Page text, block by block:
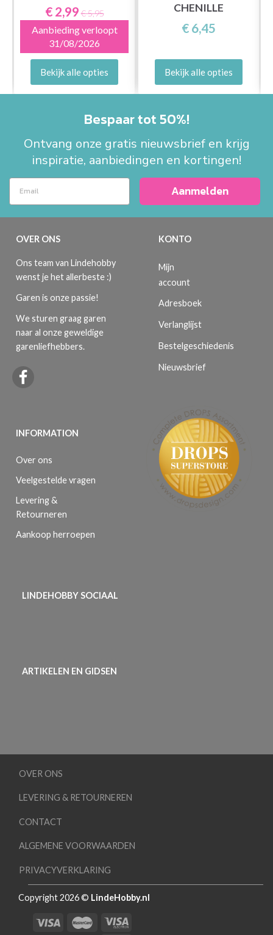
€ 2,99 € 5,95
Aanbieding verloopt
31/08/2026
Bekijk alle opties
CHENILLE
€ 6,45
Bekijk alle opties
Bespaar tot 50%!
Ontvang onze gratis nieuwsbrief en krijg
inspiratie, aanbiedingen en kortingen!
Aanmelden
OVER ONS
Ons team van Lindehobby
wenst je het allerbeste :)
Garen is onze passie!
We sturen graag garen
naar al onze geweldige
garenliefhebbers.
INFORMATION
Over ons
Veelgestelde vragen
Levering &
Retourneren
Aankoop herroepen
KONTO
Mijn
account
Adresboek
Verlanglijst
Bestelgeschiedenis
Nieuwsbrief
LINDEHOBBY SOCIAAL
ARTIKELEN EN GIDSEN
OVER ONS
LEVERING & RETOURNEREN
CONTACT
ALGEMENE VOORWAARDEN
PRIVACYVERKLARING
Copyright 2026 © LindeHobby.nl